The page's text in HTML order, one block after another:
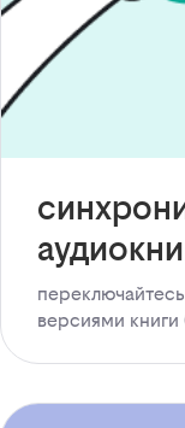
версиями